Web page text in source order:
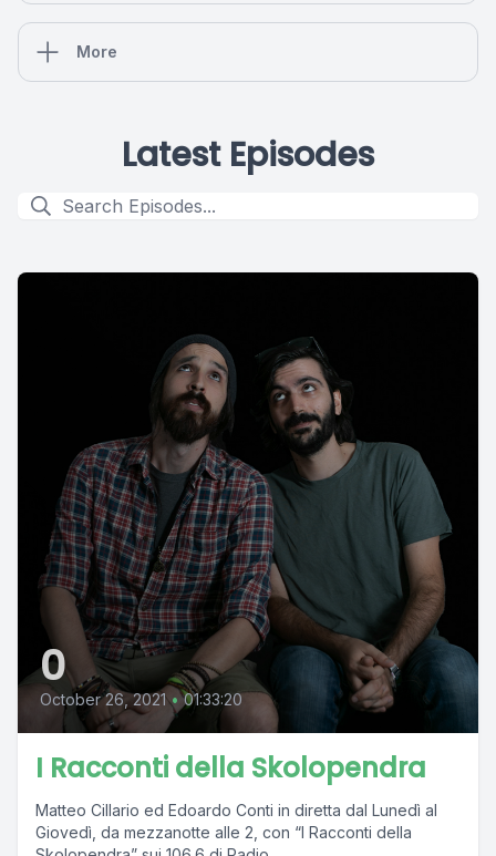
More
Latest Episodes
0
October 26, 2021 • 01:33:20
I Racconti della Skolopendra
Matteo Cillario ed Edoardo Conti in diretta dal Lunedì al
Giovedì, da mezzanotte alle 2, con “I Racconti della